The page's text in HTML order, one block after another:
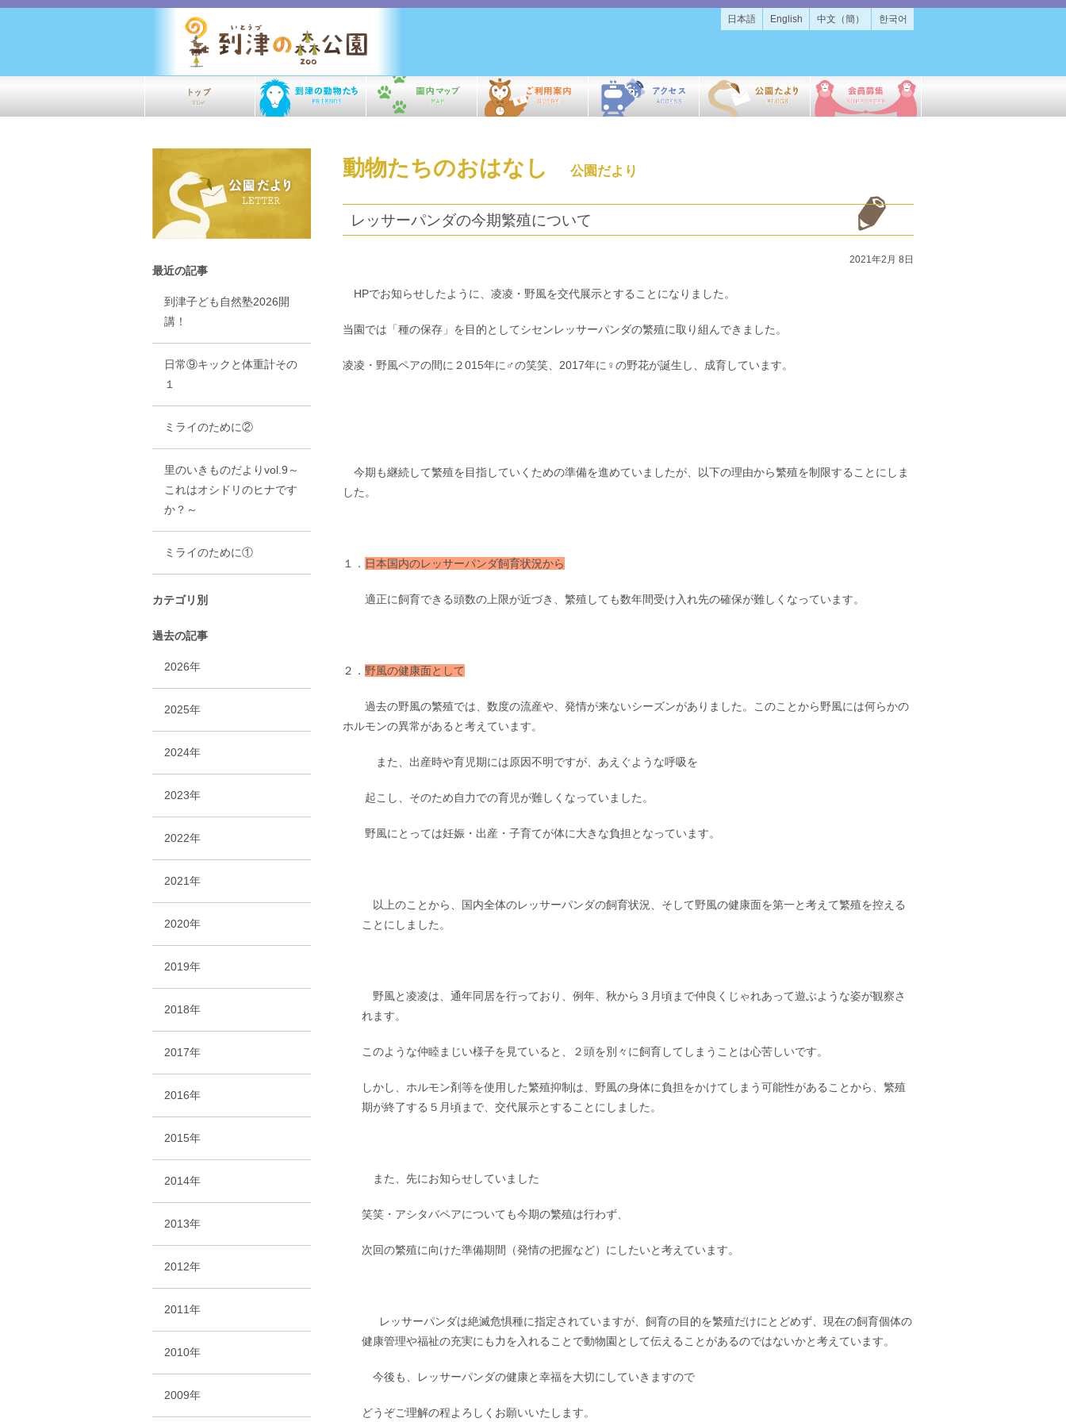
日本語 English 中文（簡） 한국어
動物たちのおはなし 公園だより
レッサーパンダの今期繁殖について
2021年2月 8日
HPでお知らせしたように、凌凌・野風を交代展示とすることになりました。
当園では「種の保存」を目的としてシセンレッサーパンダの繁殖に取り組んできました。
凌凌・野風ペアの間に２015年に♂の笑笑、2017年に♀の野花が誕生し、成育しています。
今期も継続して繁殖を目指していくための準備を進めていましたが、以下の理由から繁殖を制限することにしま
した。
１． 日本国内のレッサーパンダ飼育状況から
適正に飼育できる頭数の上限が近づき、繁殖しても数年間受け入れ先の確保が難しくなっています。
２． 野風の健康面として
過去の野風の繁殖では、数度の流産や、発情が来ないシーズンがありました。このことから野風には何らかの
ホルモンの異常があると考えています。
また、出産時や育児期には原因不明ですが、あえぐような呼吸を
起こし、そのため自力での育児が難しくなっていました。
野風にとっては妊娠・出産・子育てが体に大きな負担となっています。
以上のことから、国内全体のレッサーパンダの飼育状況、そして野風の健康面を第一と考えて繁殖を控える
ことにしました。
野風と凌凌は、通年同居を行っており、例年、秋から３月頃まで仲良くじゃれあって遊ぶような姿が観察さ
れます。
このような仲睦まじい様子を見ていると、２頭を別々に飼育してしまうことは心苦しいです。
しかし、ホルモン剤等を使用した繁殖抑制は、野風の身体に負担をかけてしまう可能性があることから、繁殖
期が終了する５月頃まで、交代展示とすることにしました。
また、先にお知らせしていました
笑笑・アシタバペアについても今期の繁殖は行わず、
次回の繁殖に向けた準備期間（発情の把握など）にしたいと考えています。
レッサーパンダは絶滅危惧種に指定されていますが、飼育の目的を繁殖だけにとどめず、現在の飼育個体の
健康管理や福祉の充実にも力を入れることで動物園として伝えることがあるのではないかと考えています。
今後も、レッサーパンダの健康と幸福を大切にしていきますので
どうぞご理解の程よろしくお願いいたします。
最近の記事
到津子ども自然塾2026開
講！
日常⑨キックと体重計その
１
ミライのために②
里のいきものだよりvol.9～
これはオシドリのヒナです
か？～
ミライのために①
カテゴリ別
過去の記事
2026年
2025年
2024年
2023年
2022年
2021年
2020年
2019年
2018年
2017年
2016年
2015年
2014年
2013年
2012年
2011年
2010年
2009年